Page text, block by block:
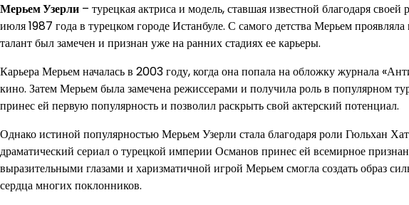
Мерьем Узерли – турецкая актриса и модель, ставшая известной благодаря
июля 1987 года в турецком городе Истанбуле. С самого детства Мерьем проявляла
талант был замечен и признан уже на ранних стадиях ее карьеры.
Карьера Мерьем началась в 2003 году, когда она попала на обложку журнала
кино. Затем Мерьем была замечена режиссерами и получила роль в популярном
принес ей первую популярность и позволил раскрыть свой актерский потенциал.
Однако истиной популярностью Мерьем Узерли стала благодаря роли Гюльхан
драматический сериал о турецкой империи Османов принес ей всемирное
выразительными глазами и харизматичной игрой Мерьем смогла создать образ
сердца многих поклонников.